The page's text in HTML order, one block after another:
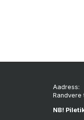
Aadress:
Randvere
NB!